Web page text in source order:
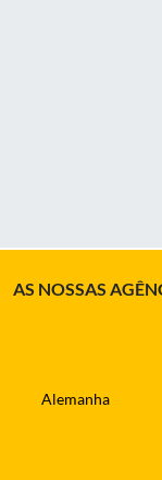
AS NOSSAS
Alemanha